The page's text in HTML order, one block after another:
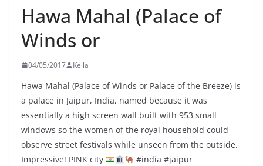
Hawa Mahal (Palace of
Winds or
04/05/2017 Keila
Hawa Mahal (Palace of Winds or Palace of the Breeze) is
a palace in Jaipur, India, named because it was
essentially a high screen wall built with 953 small
windows so the women of the royal household could
observe street festivals while unseen from the outside.
Impressive! PINK city
#india #jaipur